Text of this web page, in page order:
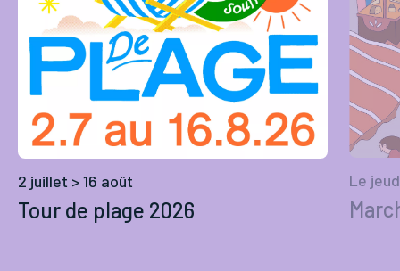
2 juillet > 16 août
Tour de plage 2026
Le